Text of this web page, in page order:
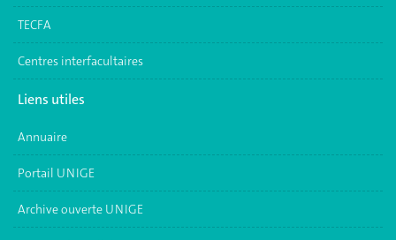
TECFA
Centres interfacultaires
Liens utiles
Annuaire
Portail UNIGE
Archive ouverte UNIGE